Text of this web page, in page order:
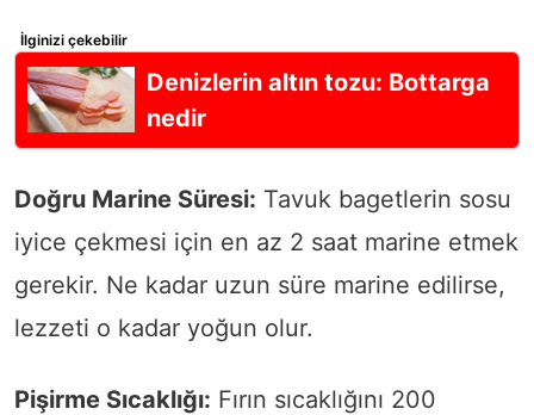
İlginizi çekebilir
Denizlerin altın tozu: Bottarga
nedir
Doğru Marine Süresi: Tavuk bagetlerin sosu
iyice çekmesi için en az 2 saat marine etmek
gerekir. Ne kadar uzun süre marine edilirse,
lezzeti o kadar yoğun olur.
Pişirme Sıcaklığı: Fırın sıcaklığını 200